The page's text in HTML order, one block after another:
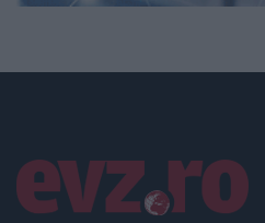
Linkuri utile